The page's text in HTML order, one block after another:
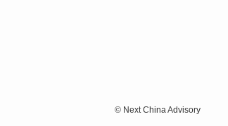
© Next China Advisory